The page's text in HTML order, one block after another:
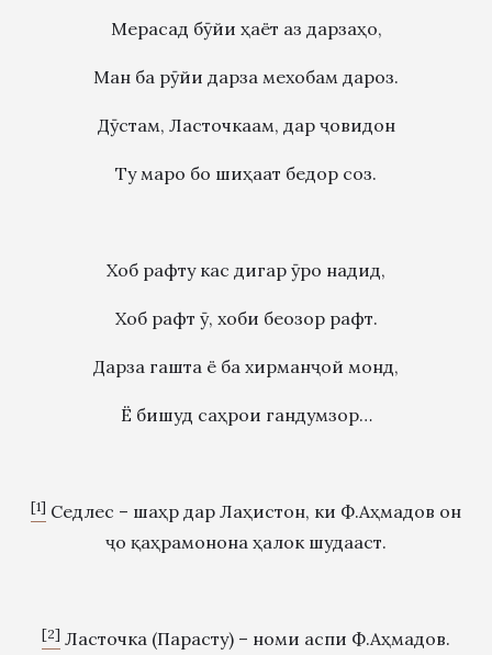
Мерасад бӯйи ҳаёт аз дарзаҳо,
Ман ба рӯйи дарза мехобам дароз.
Дӯстам, Ласточкаам, дар ҷовидон
Ту маро бо шиҳаат бедор соз.
Хоб рафту кас дигар ӯро надид,
Хоб рафт ӯ, хоби беозор рафт.
Дарза гашта ё ба хирманҷой монд,
Ё бишуд саҳрои гандумзор…
[1] Седлес – шаҳр дар Лаҳистон, ки Ф.Аҳмадов он
ҷо қаҳрамонона ҳалок шудааст.
[2] Ласточка (Парасту) – номи аспи Ф.Аҳмадов.